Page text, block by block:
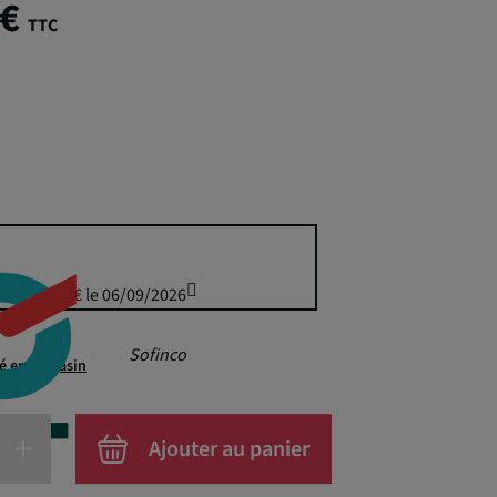
TTC
Sofinco
159,95 € le 06/09/2026
en magasin
Ajouter au panier